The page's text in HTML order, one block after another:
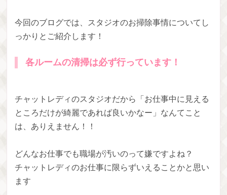
今回のブログでは、スタジオのお掃除事情についてし
っかりとご紹介します！
各ルームの清掃は必ず行っています！
チャットレディのスタジオだから「お仕事中に見える
ところだけが綺麗であれば良いかなー」なんてこと
は、ありえません！！
どんなお仕事でも職場が汚いのって嫌ですよね？
チャットレディのお仕事に限らずいえることかと思い
ます‎